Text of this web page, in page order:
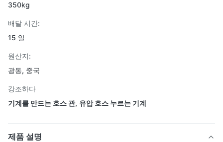
350kg
배달 시간:
15 일
원산지:
광동, 중국
강조하다
기계를 만드는 호스 관, 유압 호스 누르는 기계
제품 설명